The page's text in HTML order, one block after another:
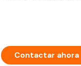
Contactar ahora